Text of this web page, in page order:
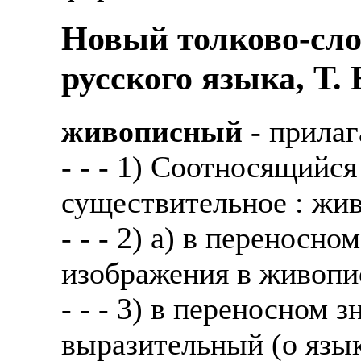
Также смотрите
отправке в другие
А также
стикеровщик.
# работа за границей
# работа за рубежом
# трудоустройство за
# трудоустройство за
В таких банках, как
Промсвязьбанк,
А также в компаниях:
В направлениях: без
консультирование,
Новый толково-
русского языка,
живописный -
- - - 1)
существительное :
- - - 2) а) в
изображения в
- - - 3) в переносном
выразительный (о